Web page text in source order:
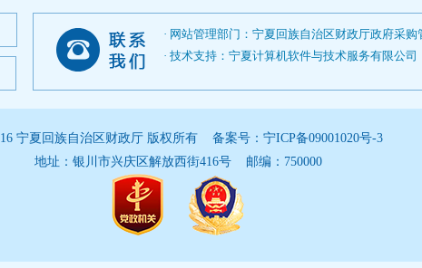
· 网站管理部门：宁夏回族自治区财政厅政府采购
· 技术支持：宁夏计算机软件与技术服务有限公
宁夏回族自治区财政厅 版权所有 备案号： 宁ICP备09001020号-3
地址：银川市兴庆区解放西街416号 邮编：750000